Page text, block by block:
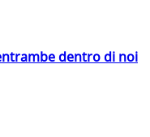
dentro di noi